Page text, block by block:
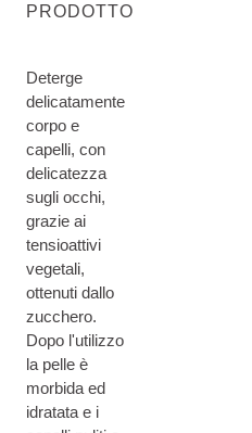
PRODOTTO
Deterge
delicatamente
corpo e
capelli, con
delicatezza
sugli occhi,
grazie ai
tensioattivi
vegetali,
ottenuti dallo
zucchero.
Dopo l'utilizzo
la pelle è
morbida ed
idratata e i